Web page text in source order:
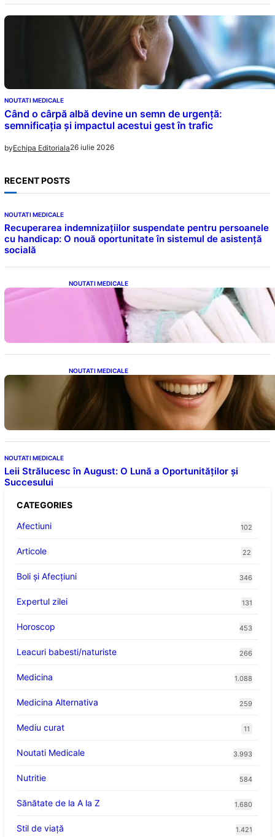
NOUTATI MEDICALE
Când o cârpă albă devine un semn de urgență:
semnificația și impactul acestui gest în trafic
byEchipa Editoriala26 iulie 2026
RECENT POSTS
NOUTATI MEDICALE
Recuperarea indemnizațiilor suspendate pentru persoanele
cu handicap: O nouă oportunitate în sistemul de asistență
socială
NOUTATI MEDICALE
Tampoanele menstruale: O analiză profundă
a riscurilor legate de metale toxice
NOUTATI MEDICALE
Ceaiul – Băutura care protejează inima:
Descoperiri recente despre beneficiile
consumului zilnic
NOUTATI MEDICALE
Leii Strălucesc în August: O Lună a Oportunităților și
Succesului
CATEGORIES
Afectiuni
102
Articole 22
Boli și Afecțiuni 346
Expertul zilei 131
Horoscop 453
Leacuri babesti/naturiste 266
Medicina 1.088
Medicina Alternativa 259
Mediu curat 11
Noutati Medicale 3.993
Nutritie 584
Sănătate de la A la Z 1.680
Stil de viaţă 1.421